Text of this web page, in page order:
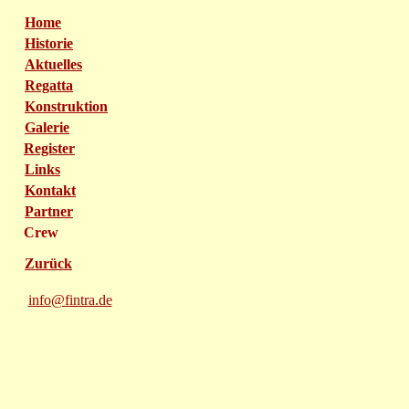
Home
Historie
Aktuelles
Regatta
Konstruktion
Galerie
Register
Links
Kontakt
Partner
Crew
Zurück
info@fintra.de